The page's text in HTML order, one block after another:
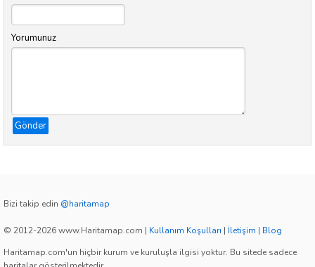
Yorumunuz
Gönder
Bizi takip edin @haritamap
© 2012-2026 www.Haritamap.com | Kullanım Koşulları | İletişim | Blog
Haritamap.com'un hiçbir kurum ve kuruluşla ilgisi yoktur. Bu sitede sadece